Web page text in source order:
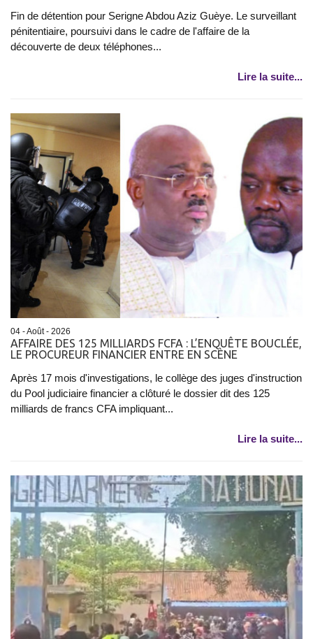
Fin de détention pour Serigne Abdou Aziz Guèye. Le surveillant
pénitentiaire, poursuivi dans le cadre de l'affaire de la
découverte de deux téléphones...
Lire la suite...
04 - Août - 2026
AFFAIRE DES 125 MILLIARDS FCFA : L’ENQUÊTE BOUCLÉE,
LE PROCUREUR FINANCIER ENTRE EN SCÈNE
Après 17 mois d'investigations, le collège des juges d'instruction
du Pool judiciaire financier a clôturé le dossier dit des 125
milliards de francs CFA impliquant...
Lire la suite...